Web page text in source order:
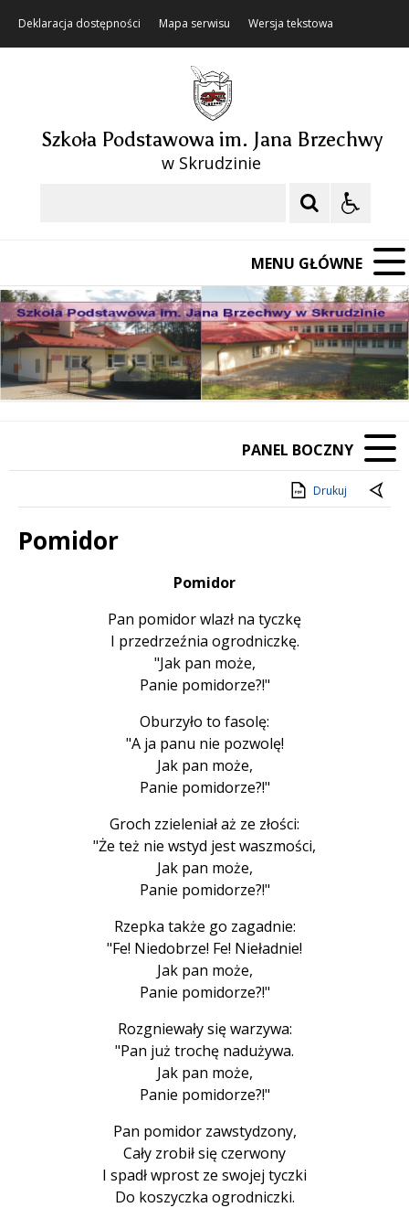
Deklaracja dostępności Mapa serwisu Wersja tekstowa
Szkoła Podstawowa im. Jana Brzechwy
w Skrudzinie
MENU GŁÓWNE
Poprzedni Element
Następny Element
❚❚
PANEL BOCZNY
Drukuj
Pomidor
Pomidor
Pan pomidor wlazł na tyczkę
I przedrzeźnia ogrodniczkę.
"Jak pan może,
Panie pomidorze?!"
Oburzyło to fasolę:
"A ja panu nie pozwolę!
Jak pan może,
Panie pomidorze?!"
Groch zzieleniał aż ze złości:
"Że też nie wstyd jest waszmości,
Jak pan może,
Panie pomidorze?!"
Rzepka także go zagadnie:
"Fe! Niedobrze! Fe! Nieładnie!
Jak pan może,
Panie pomidorze?!"
Rozgniewały się warzywa:
"Pan już trochę nadużywa.
Jak pan może,
Panie pomidorze?!"
Pan pomidor zawstydzony,
Cały zrobił się czerwony
I spadł wprost ze swojej tyczki
Do koszyczka ogrodniczki.